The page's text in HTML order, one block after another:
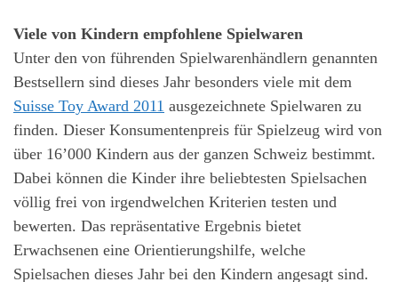
Viele von Kindern empfohlene Spielwaren
Unter den von führenden Spielwarenhändlern genannten
Bestsellern sind dieses Jahr besonders viele mit dem
Suisse Toy Award 2011 ausgezeichnete Spielwaren zu
finden. Dieser Konsumentenpreis für Spielzeug wird von
über 16’000 Kindern aus der ganzen Schweiz bestimmt.
Dabei können die Kinder ihre beliebtesten Spielsachen
völlig frei von irgendwelchen Kriterien testen und
bewerten. Das repräsentative Ergebnis bietet
Erwachsenen eine Orientierungshilfe, welche
Spielsachen dieses Jahr bei den Kindern angesagt sind.